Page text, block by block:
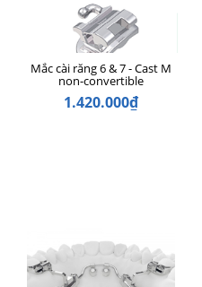
Mắc cài răng 6 & 7 - Cast M
non-convertible
1.420.000₫